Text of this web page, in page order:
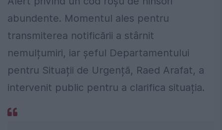
abundente. Momentul ales pentru
transmiterea notificării a stârnit
nemulțumiri, iar șeful Departamentului
pentru Situații de Urgență, Raed Arafat, a
intervenit public pentru a clarifica situația.